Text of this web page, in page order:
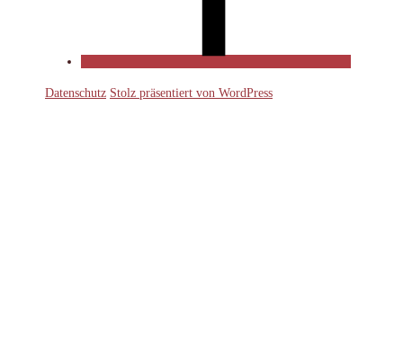
Datenschutz Stolz präsentiert von WordPress